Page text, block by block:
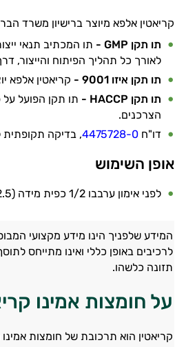
קריאטין אלפא מיוצר ברישיון משרד
תו תקן GMP
- תו המכתיב תנאי
לאורך כל תהליך הפיתוח והייצור,
תו תקן איזו 9001 -
קריאטין אלפא
תו תקן HACCP -
תו תקן הפועל
הצרכנים.
דו"ח 4475728-0, בדיקה תקופתית
אופן השימוש
לפני אימון ערבבו 1/2 כפית מידה (2.5 גרם) עם 300 מ"ל מים או מיץ.
המידע שלפניך הינו מידע מקצועי
לרכיבים באופן כללי ואינו מתייחס
תזונה כלשהו.
על חומצות אמינו
קריאטין הוא תרכובת של חומצות